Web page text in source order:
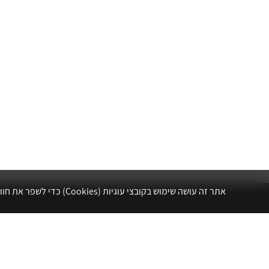
אתר זה עושה שימוש בקובצי עוגיות (Cookies) כדי לשפר את חווית הגלישה שלך, לנתח את תנועת הגולשים ולהתאים עבורך תוכן ושיווק.